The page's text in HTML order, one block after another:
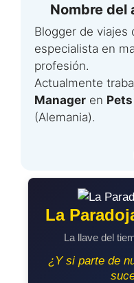
Nombre del
Blogger de viajes
especialista en
profesión.
Actualmente
Manager en
(Alemania).
La
La llave del
¿Y si parte de